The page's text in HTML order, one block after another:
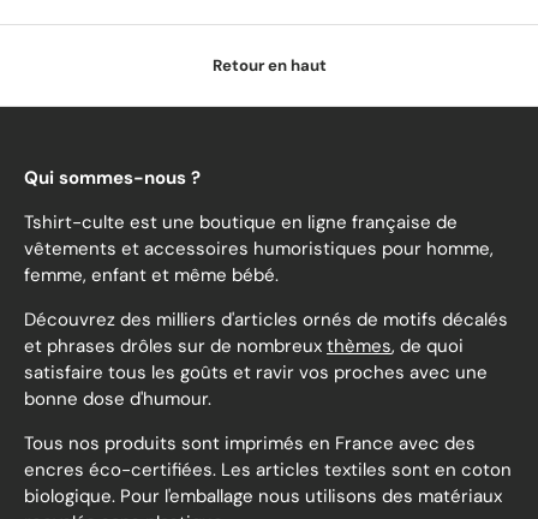
Retour en haut
Qui sommes-nous ?
Tshirt-culte est une boutique en ligne française de
vêtements et accessoires humoristiques pour homme,
femme, enfant et même bébé.
Découvrez des milliers d'articles ornés de motifs décalés
et phrases drôles sur de nombreux thèmes, de quoi
satisfaire tous les goûts et ravir vos proches avec une
bonne dose d'humour.
Tous nos produits sont imprimés en France avec des
encres éco-certifiées. Les articles textiles sont en coton
biologique. Pour l'emballage nous utilisons des matériaux